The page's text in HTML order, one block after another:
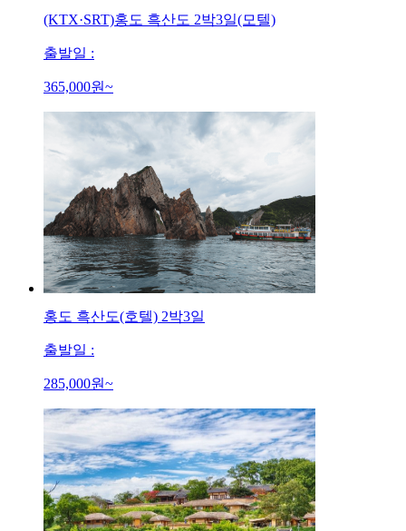
(KTX·SRT)홍도 흑산도 2박3일(모텔)
출발일 :
365,000원~
홍도 흑산도(호텔) 2박3일
출발일 :
285,000원~